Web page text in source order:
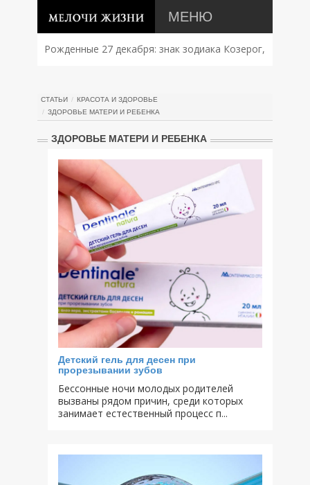
МЕНЮ
Рожденные 27 декабря: знак зодиака Козерог,
СТАТЬИ
КРАСОТА И ЗДОРОВЬЕ
ЗДОРОВЬЕ МАТЕРИ И РЕБЕНКА
ЗДОРОВЬЕ МАТЕРИ И РЕБЕНКА
Детский гель для десен при
прорезывании зубов
Бессонные ночи молодых родителей
вызваны рядом причин, среди которых
занимает естественный процесс п...